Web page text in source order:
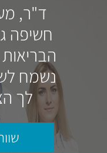
ד"ר,
חשיפה
נשמח
לך